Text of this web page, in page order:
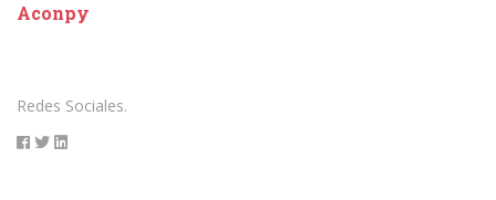
Aconpy
Redes Sociales.